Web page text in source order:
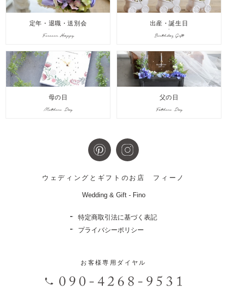
定年・退職・送別会
Forever Happy
出産・誕生日
Birthday Gift
母の日
Mothers Day
父の日
Fathers Day
ウェディングとギフトのお店 フィーノ
Wedding & Gift - Fino
特定商取引法に基づく表記
プライバシーポリシー
お客様専用ダイヤル